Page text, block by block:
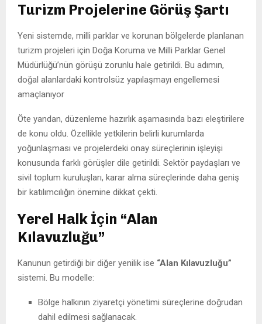
Turizm Projelerine Görüş Şartı
Yeni sistemde, milli parklar ve korunan bölgelerde planlanan
turizm projeleri için Doğa Koruma ve Milli Parklar Genel
Müdürlüğü’nün görüşü zorunlu hale getirildi. Bu adımın,
doğal alanlardaki kontrolsüz yapılaşmayı engellemesi
amaçlanıyor
Öte yandan, düzenleme hazırlık aşamasında bazı eleştirilere
de konu oldu. Özellikle yetkilerin belirli kurumlarda
yoğunlaşması ve projelerdeki onay süreçlerinin işleyişi
konusunda farklı görüşler dile getirildi. Sektör paydaşları ve
sivil toplum kuruluşları, karar alma süreçlerinde daha geniş
bir katılımcılığın önemine dikkat çekti.
Yerel Halk İçin “Alan
Kılavuzluğu”
Kanunun getirdiği bir diğer yenilik ise “Alan Kılavuzluğu”
sistemi. Bu modelle:
Bölge halkının ziyaretçi yönetimi süreçlerine doğrudan
dahil edilmesi sağlanacak.